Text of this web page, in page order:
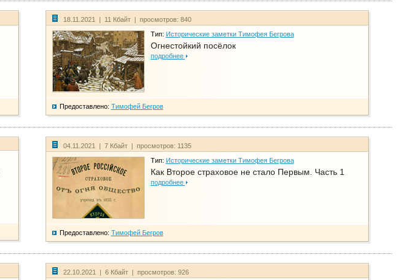
18.11.2021 | 11 Кбайт | просмотров: 840
Тип: Исторические заметки Тимофея Бегрова
Огнестойкий посёлок
подробнее
Предоставлено: Тимофей Бегров
04.11.2021 | 7 Кбайт | просмотров: 1135
Тип: Исторические заметки Тимофея Бегрова
Как Второе страховое не стало Первым. Часть 1
подробнее
Предоставлено: Тимофей Бегров
22.10.2021 | 6 Кбайт | просмотров: 926